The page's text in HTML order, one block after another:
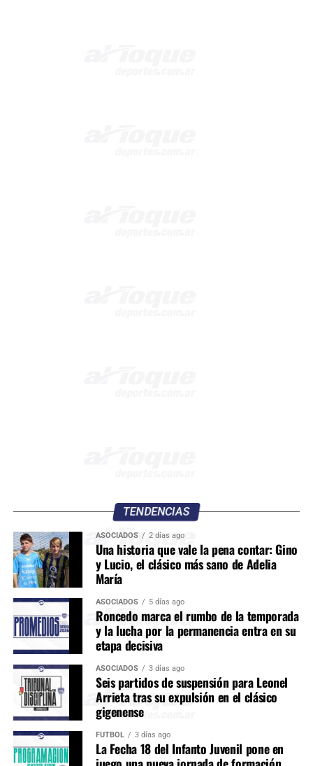
TENDENCIAS
ASOCIADOS 2 días ago
Una historia que vale la pena contar: Gino
y Lucio, el clásico más sano de Adelia
María
ASOCIADOS 5 días ago
Roncedo marca el rumbo de la temporada
y la lucha por la permanencia entra en su
etapa decisiva
ASOCIADOS 3 días ago
Seis partidos de suspensión para Leonel
Arrieta tras su expulsión en el clásico
gigenense
FÚTBOL 3 días ago
La Fecha 18 del Infanto Juvenil pone en